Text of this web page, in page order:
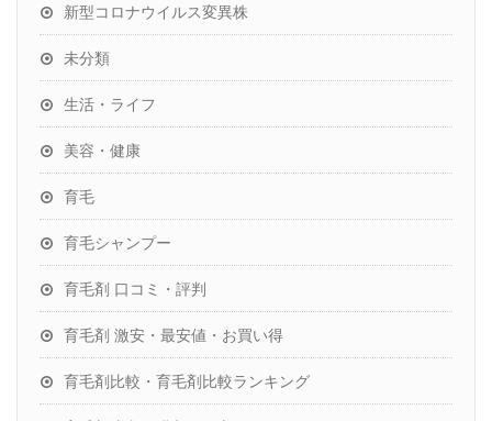
新型コロナウイルス変異株
未分類
生活・ライフ
美容・健康
育毛
育毛シャンプー
育毛剤 口コミ・評判
育毛剤 激安・最安値・お買い得
育毛剤比較・育毛剤比較ランキング